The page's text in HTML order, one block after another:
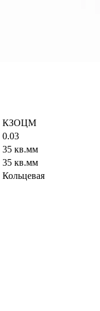
КЗОЦМ
0.03
35 кв.мм
35 кв.мм
Кольцевая